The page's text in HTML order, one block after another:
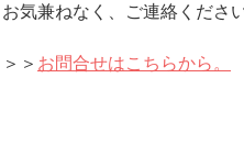
お気兼ねなく、ご連絡くださ
＞＞ お問合せはこちらから。